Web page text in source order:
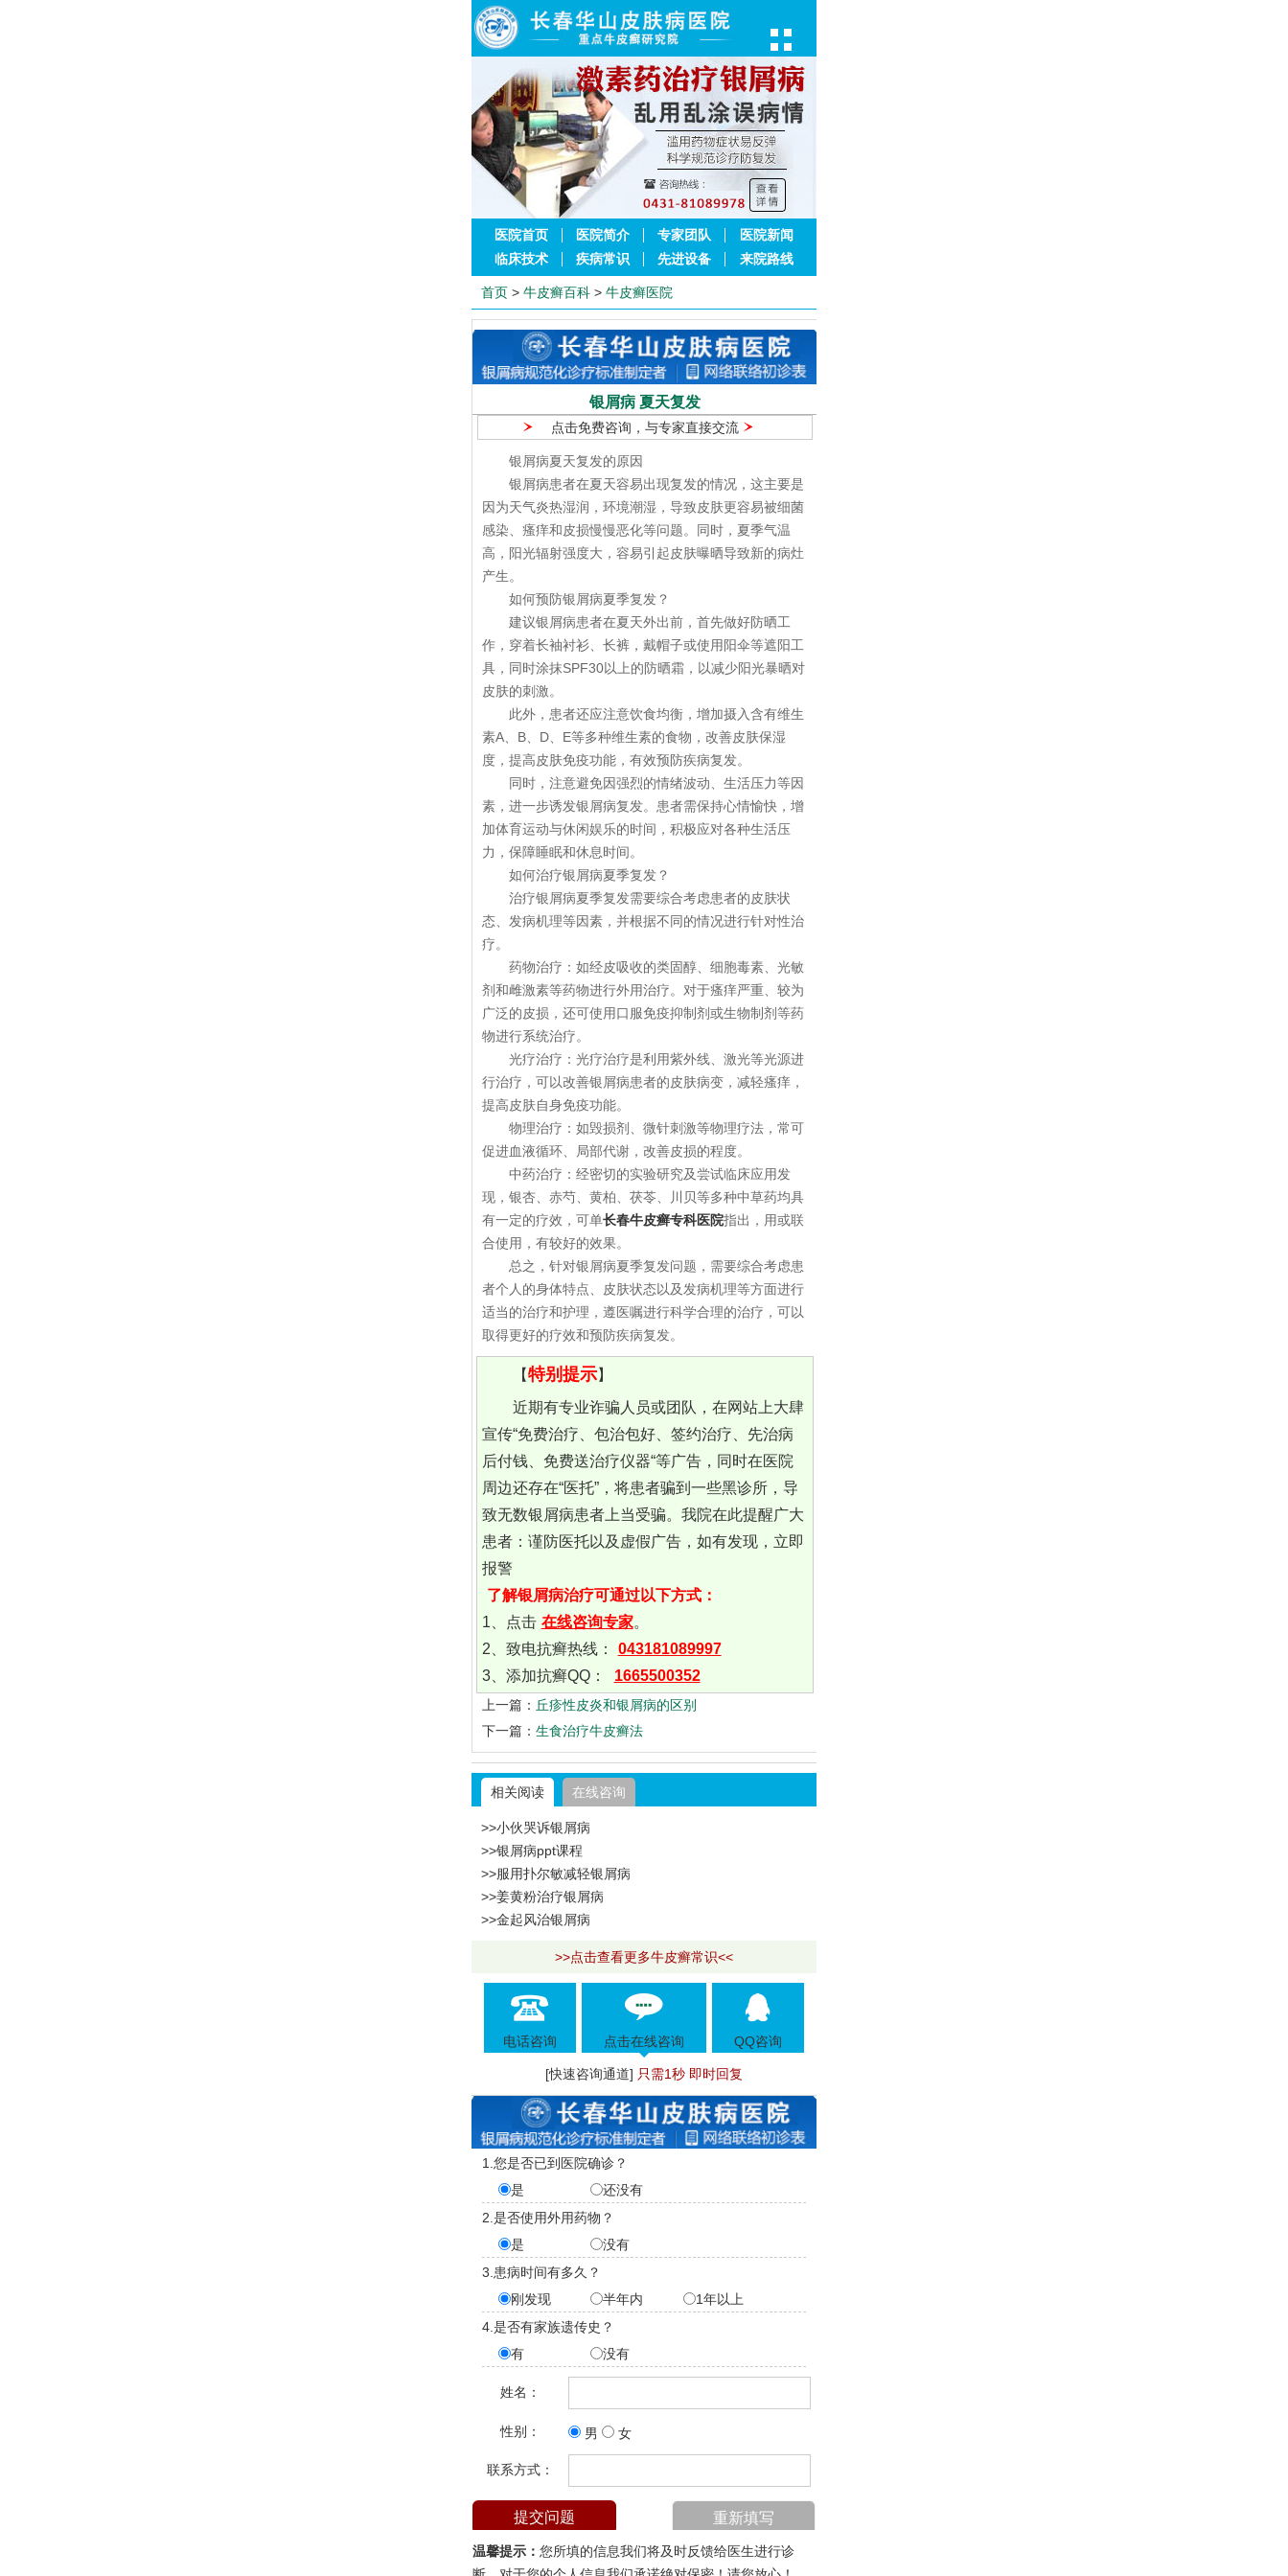
医院首页 医院简介 专家团队
医院新闻
临床技术
疾病常识 先进设备 来院路线
首页 > 牛皮癣百科 > 牛皮癣医院
银屑病 夏天复发
点击免费咨询，与专家直接交流
银屑病夏天复发的原因
银屑病患者在夏天容易出现复发的情况，这主要是
因为天气炎热湿润，环境潮湿，导致皮肤更容易被细菌
感染、瘙痒和皮损慢慢恶化等问题。同时，夏季气温
高，阳光辐射强度大，容易引起皮肤曝晒导致新的病灶
产生。
如何预防银屑病夏季复发？
建议银屑病患者在夏天外出前，首先做好防晒工
作，穿着长袖衬衫、长裤，戴帽子或使用阳伞等遮阳工
具，同时涂抹SPF30以上的防晒霜，以减少阳光暴晒对
皮肤的刺激。
此外，患者还应注意饮食均衡，增加摄入含有维生
素A、B、D、E等多种维生素的食物，改善皮肤保湿
度，提高皮肤免疫功能，有效预防疾病复发。
同时，注意避免因强烈的情绪波动、生活压力等因
素，进一步诱发银屑病复发。患者需保持心情愉快，增
加体育运动与休闲娱乐的时间，积极应对各种生活压
力，保障睡眠和休息时间。
如何治疗银屑病夏季复发？
治疗银屑病夏季复发需要综合考虑患者的皮肤状
态、发病机理等因素，并根据不同的情况进行针对性治
疗。
药物治疗：如经皮吸收的类固醇、细胞毒素、光敏
剂和雌激素等药物进行外用治疗。对于瘙痒严重、较为
广泛的皮损，还可使用口服免疫抑制剂或生物制剂等药
物进行系统治疗。
光疗治疗：光疗治疗是利用紫外线、激光等光源进
行治疗，可以改善银屑病患者的皮肤病变，减轻瘙痒，
提高皮肤自身免疫功能。
物理治疗：如毁损剂、微针刺激等物理疗法，常可
促进血液循环、局部代谢，改善皮损的程度。
中药治疗：经密切的实验研究及尝试临床应用发
现，银杏、赤芍、黄柏、茯苓、川贝等多种中草药均具
有一定的疗效，可单长春牛皮癣专科医院指出，用或联
合使用，有较好的效果。
总之，针对银屑病夏季复发问题，需要综合考虑患
者个人的身体特点、皮肤状态以及发病机理等方面进行
适当的治疗和护理，遵医嘱进行科学合理的治疗，可以
取得更好的疗效和预防疾病复发。
【特别提示】
近期有专业诈骗人员或团队，在网站上大肆
宣传“免费治疗、包治包好、签约治疗、先治病
后付钱、免费送治疗仪器“等广告，同时在医院
周边还存在“医托”，将患者骗到一些黑诊所，导
致无数银屑病患者上当受骗。我院在此提醒广大
患者：谨防医托以及虚假广告，如有发现，立即
报警
了解银屑病治疗可通过以下方式：
1、点击 在线咨询专家。
2、致电抗癣热线：
043181089997
3、添加抗癣QQ：
1665500352
上一篇： 丘疹性皮炎和银屑病的区别
下一篇： 生食治疗牛皮癣法
相关阅读 在线咨询
>>小伙哭诉银屑病
>>银屑病ppt课程
>>服用扑尔敏减轻银屑病
>>姜黄粉治疗银屑病
>>金起风治银屑病
>>点击查看更多牛皮癣常识<<
电话咨询 点击在线咨询 QQ咨询
[快速咨询通道] 只需1秒 即时回复
1.您是否已到医院确诊？
是
还没有
2.是否使用外用药物？
是
没有
3.患病时间有多久？
刚发现
半年内
1年以上
4.是否有家族遗传史？
有
没有
姓名：
性别： 男 女
联系方式：
温馨提示： 您所填的信息我们将及时反馈给医生进行诊